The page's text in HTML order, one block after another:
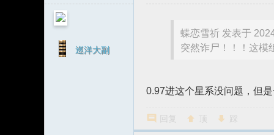
巡洋大副
蝶恋雪祈 发表于
突然诈尸！！！这模
0.97进这个星系没问题，但
回复 踩